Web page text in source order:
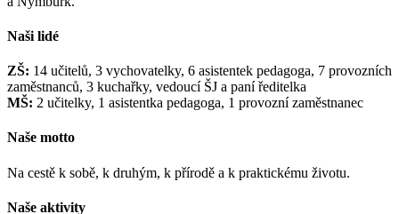
Naši lidé
ZŠ: 14 učitelů, 3 vychovatelky, 6 asistentek pedagoga, 7 provozních
zaměstnanců, 3 kuchařky, vedoucí ŠJ a paní ředitelka
MŠ: 2 učitelky, 1 asistentka pedagoga, 1 provozní zaměstnanec
Naše motto
Na cestě k sobě, k druhým, k přírodě a k praktickému životu.
Naše aktivity